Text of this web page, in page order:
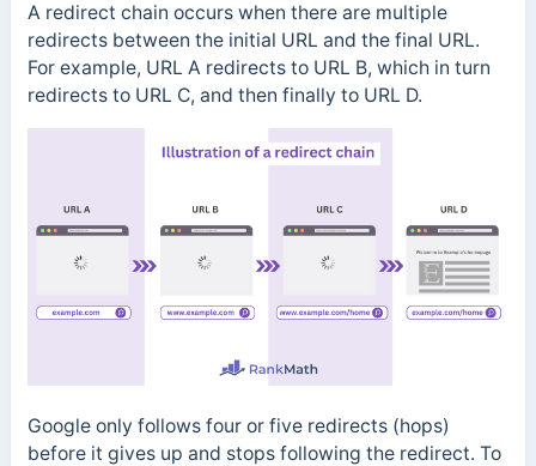
A redirect chain occurs when there are multiple
redirects between the initial URL and the final URL.
For example, URL A redirects to URL B, which in turn
redirects to URL C, and then finally to URL D.
Google only follows four or five redirects (hops)
before it gives up and stops following the redirect. To